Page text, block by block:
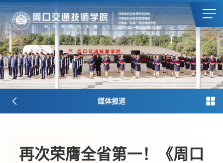
媒体报道
再次荣膺全省第一！《周口